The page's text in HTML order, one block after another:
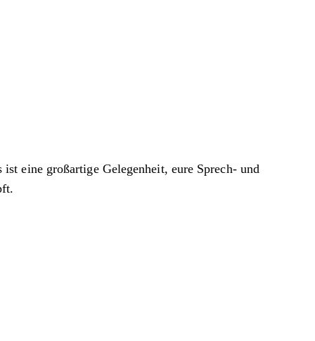
eine großartige Gelegenheit, eure Sprech- und